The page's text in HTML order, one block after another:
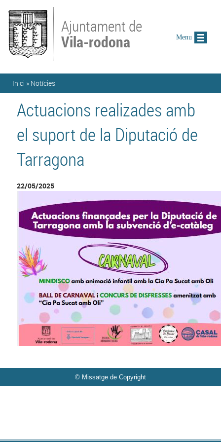
Ajuntament de
Vila-rodona
Esteu aquí
Inici » Notícies
Actuacions realizades amb
el suport de la Diputació de
Tarragona
22/05/2025
© Missatge de Copyright
Menu